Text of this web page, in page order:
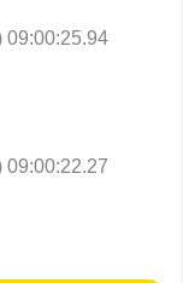
09:00:25.94
09:00:22.27